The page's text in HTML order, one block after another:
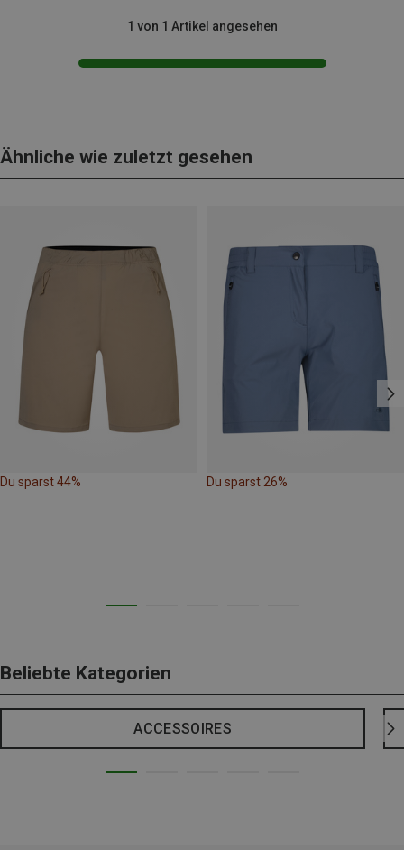
1 von 1 Artikel angesehen
Ähnliche wie zuletzt gesehen
Du sparst 44% Du sparst 26%
Beliebte Kategorien
ACCESSOIRES